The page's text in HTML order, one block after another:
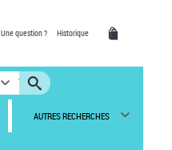
Une question ? Historique
AUTRES RECHERCHES